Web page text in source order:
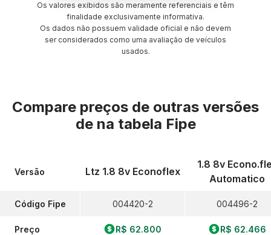
Os valores exibidos são meramente referenciais e têm
finalidade exclusivamente informativa.
Os dados não possuem validade oficial e não devem
ser considerados como uma avaliação de veículos
usados.
Compare preços de outras versões
de na tabela Fipe
Versão
Código Fipe
Preço
Ltz 1.8 8v Econoflex
004420-2
R$ 62.800
1.8 8v
Automatico
004496-2
R$ 62.466